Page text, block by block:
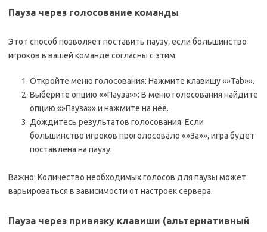
Пауза через голосование команды
Этот способ позволяет поставить паузу‚ если большинство
игроков в вашей команде согласны с этим.
Откройте меню голосования: Нажмите клавишу «»Tab»».
Выберите опцию «»Пауза»»: В меню голосования найдите
опцию «»Пауза»» и нажмите на нее.
Дождитесь результатов голосования: Если
большинство игроков проголосовало «»За»»‚ игра будет
поставлена на паузу.
Важно: Количество необходимых голосов для паузы может
варьироваться в зависимости от настроек сервера.
Пауза через привязку клавиши (альтернативный